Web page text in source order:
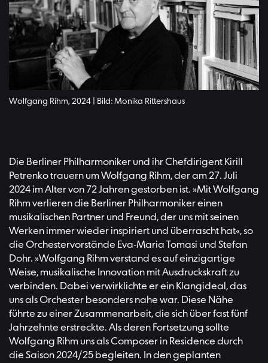
Wolfgang Rihm, 2024 | Bild: Monika Rittershaus
Die Berliner Philharmoniker und ihr Chefdirigent Kirill
Petrenko trauern um Wolfgang Rihm, der am 27. Juli
2024 im Alter von 72 Jahren gestorben ist. »Mit Wolfgang
Rihm verlieren die Berliner Philharmoniker einen
musikalischen Partner und Freund, der uns mit seinen
Werken immer wieder inspiriert und überrascht hat«, so
die Orchestervorstände Eva-Maria Tomasi und Stefan
Dohr. »Wolfgang Rihm verstand es auf einzigartige
Weise, musikalische Innovation mit Ausdruckskraft zu
verbinden. Dabei verwirklichte er ein Klangideal, das
uns als Orchester besonders nahe war. Diese Nähe
führte zu einer Zusammenarbeit, die sich über fast fünf
Jahrzehnte erstreckte. Als deren Fortsetzung sollte
Wolfgang Rihm uns als Composer in Residence durch
die Saison 2024/25 begleiten. In den geplanten